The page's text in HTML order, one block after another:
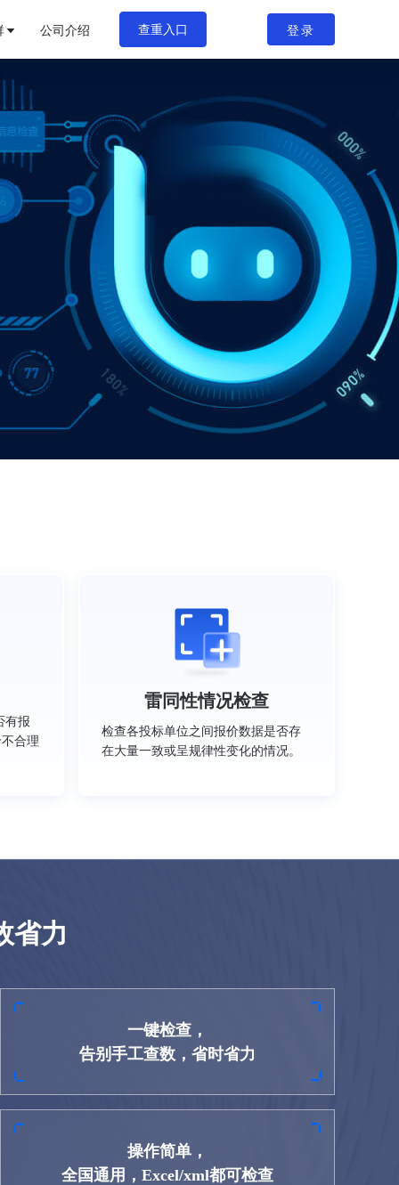
公司介绍 查重入口 登录
有报
合理
雷同性情况检查
检查各投标单位之间报价数据是否存
在大量一致或呈规律性变化的情况。
省力
一键检查，
告别手工查数，省时省力
操作简单，
全国通用，Excel/xml都可检查